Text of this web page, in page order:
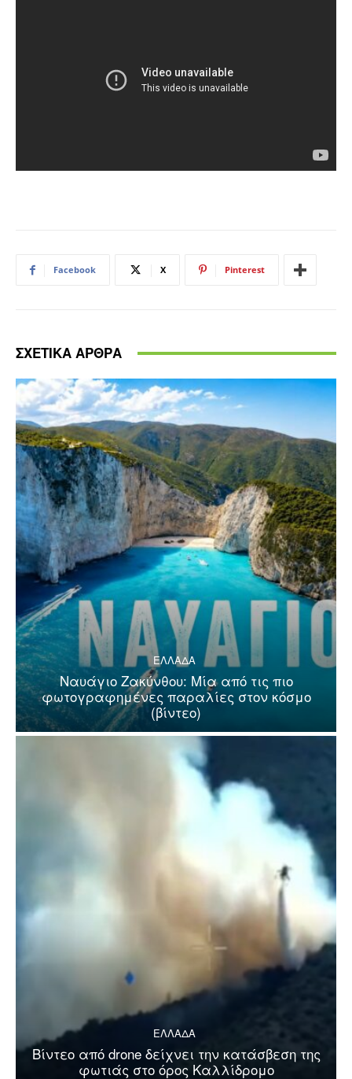
Facebook X Pinterest
ΣΧΕΤΙΚΑ ΑΡΘΡΑ
ΕΛΛΑΔΑ
Ναυάγιο Ζακύνθου: Μία από τις πιο
φωτογραφημένες παραλίες στον κόσμο
(βίντεο)
ΕΛΛΑΔΑ
Βίντεο από drone δείχνει την κατάσβεση της
φωτιάς στο όρος Καλλίδρομο